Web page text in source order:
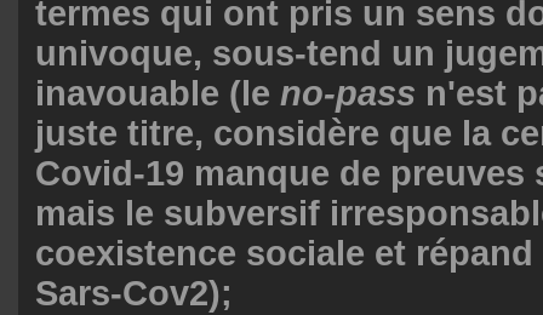
termes qui ont pris un sens
univoque, sous-tend un
inavouable (le no-pass n'est
juste titre, considère que la
Covid-19 manque de
mais le subversif
coexistence sociale et
Sars-Cov2);